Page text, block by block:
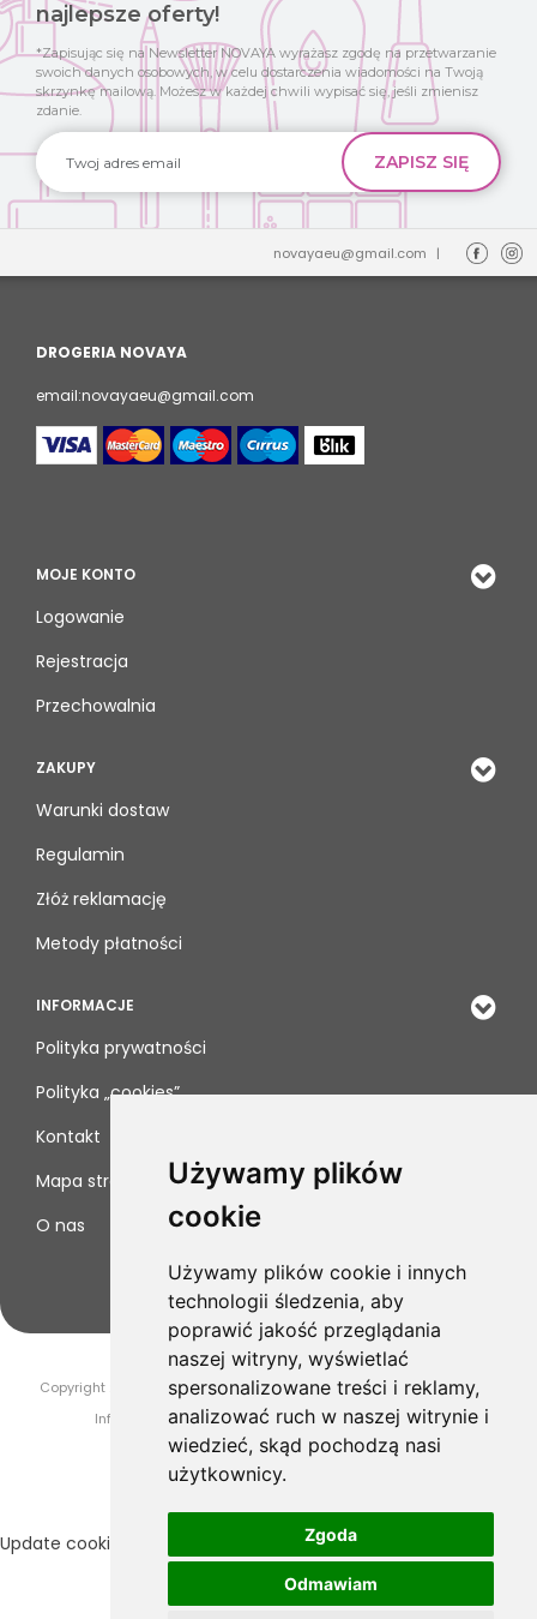
Używamy plików
cookie
Używamy plików cookie i innych
technologii śledzenia, aby
poprawić jakość przeglądania
naszej witryny, wyświetlać
spersonalizowane treści i reklamy,
analizować ruch w naszej witrynie i
wiedzieć, skąd pochodzą nasi
użytkownicy.
Zgoda
Odmawiam
najlepsze oferty!
*Zapisując się na Newsletter NOVAYA wyrażasz zgodę na przetwarzanie
swoich danych osobowych, w celu dostarczenia wiadomości na Twoją
skrzynkę mailową. Możesz w każdej chwili wypisać się, jeśli zmienisz
zdanie.
novayaeu@gmail.com |
DROGERIA NOVAYA
email:novayaeu@gmail.com
MOJE KONTO
Logowanie
Rejestracja
Przechowalnia
ZAKUPY
Warunki dostaw
Regulamin
Złóż reklamację
Metody płatności
INFORMACJE
Polityka prywatności
Polityka „cookies”
Kontakt
Mapa strony
O nas
Copyright 2019-2025 Drogeria Novaya. Wszelkie prawa zastrzeżone.
InfoSerwis
-oprogramowanie sklepu internetowego
Update cookies preferences